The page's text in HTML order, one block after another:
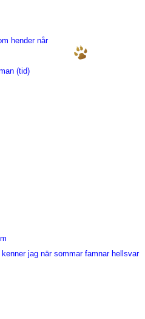
hender når
(tid)
jag när sommar famnar hellsvar